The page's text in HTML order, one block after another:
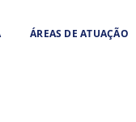
ÁREAS DE ATUAÇÃO